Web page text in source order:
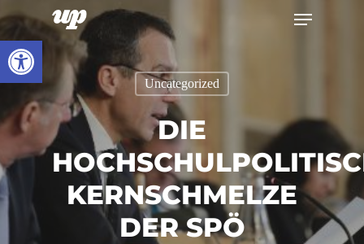
Werkzeugleiste öffnen
Skip
to
main
content
Menu
Uncategorized
DIE
KERNSCHMELZE
DER SPÖ